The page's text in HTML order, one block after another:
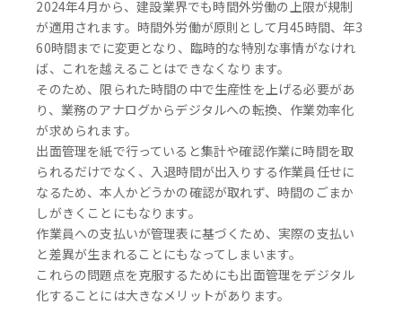
2024年4月から、建設業界でも時間外労働の上限が規制
が適用されます。時間外労働が原則として月45時間、年3
60時間までに変更となり、臨時的な特別な事情がなけれ
ば、これを越えることはできなくなります。
そのため、限られた時間の中で生産性を上げる必要があ
り、業務のアナログからデジタルへの転換、作業効率化
が求められます。
出面管理を紙で行っていると集計や確認作業に時間を取
られるだけでなく、入退時間が出入りする作業員任せに
なるため、本人かどうかの確認が取れず、時間のごまか
しがきくことにもなります。
作業員への支払いが管理表に基づくため、実際の支払い
と差異が生まれることにもなってしまいます。
これらの問題点を克服するためにも出面管理をデジタル
化することには大きなメリットがあります。